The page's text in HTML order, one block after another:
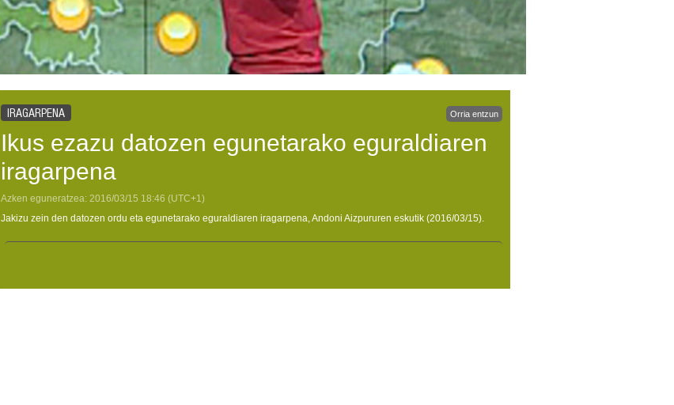
IRAGARPENA Orria entzun
Ikus ezazu datozen egunetarako eguraldiaren
iragarpena
Azken eguneratzea: 2016/03/15 18:46 (UTC+1)
Jakizu zein den datozen ordu eta egunetarako eguraldiaren iragarpena, Andoni Aizpururen eskutik (2016/03/15).